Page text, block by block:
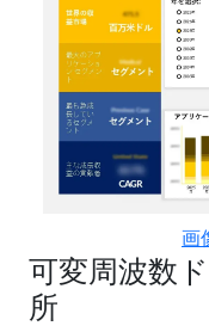
画
可変周波数
所